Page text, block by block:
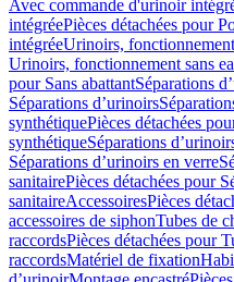
Avec commande d'urinoir
intégréePièces détachées pour
intégréeUrinoirs, fonctionnement
Urinoirs, fonctionnement sans
pour Sans abattantSéparations
Séparations d’urinoirs
synthétiquePièces détachées
synthétiqueSéparations
Séparations d’urinoirs en verre
sanitairePièces détachées pour
sanitaireAccessoiresPièces
accessoires de siphonTubes de
raccordsPièces détachées pour
raccordsMatériel de fixation